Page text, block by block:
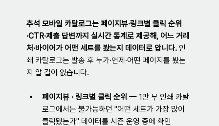
추석 모바일 카탈로그는 페이지뷰·링크별 클릭 순위
·CTR·제출 답변까지 실시간 통계로 제공해, 어느 거래
처·바이어가 어떤 세트를 봤는지 데이터로 압니다. 인
쇄 카탈로그는 발송 후 누가·언제·어떤 페이지를 봤는
지 알 길이 없습니다.
페이지뷰 · 링크별 클릭 순위 — 1만 부 인쇄 카탈
로그에서는 불가능하던 "어떤 세트가 가장 많이
클릭됐는가" 데이터를 시즌 운영 중에 확인